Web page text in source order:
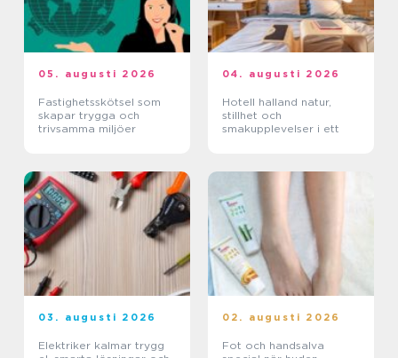
05. augusti 2026
Fastighetsskötsel som
skapar trygga och
trivsamma miljöer
04. augusti 2026
Hotell halland natur,
stillhet och
smakupplevelser i ett
03. augusti 2026
Elektriker kalmar trygg
02. augusti 2026
Fot och handsalva